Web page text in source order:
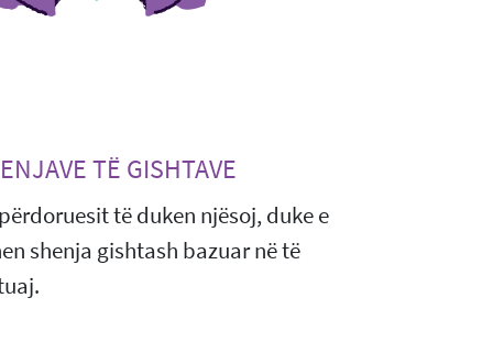
TË GISHTAVE
të duken njësoj, duke e
shenja gishtash bazuar në të